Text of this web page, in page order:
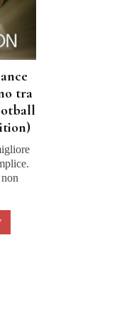
tra